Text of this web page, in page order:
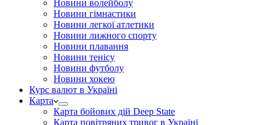
Новини волейболу
Новини гімнастики
Новини легкої атлетики
Новини лижного спорту
Новини плавання
Новини тенісу
Новини футболу
Новини хокею
Курс валют в Україні
Карта
Карта бойових дій Deep State
Карта повітряних тривог в Україні